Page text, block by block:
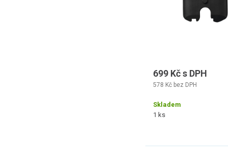
699 Kč s DPH
578 Kč bez DPH
Skladem
1 ks